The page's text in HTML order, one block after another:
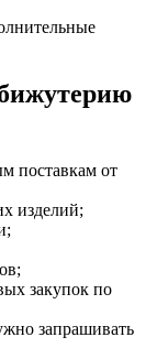
поставкам от
изделий;
закупок по
запрашивать